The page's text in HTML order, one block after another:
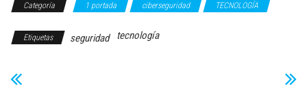
Categoría 1 portada ciberseguridad TECNOLOGÍA
Etiquetas seguridad tecnología